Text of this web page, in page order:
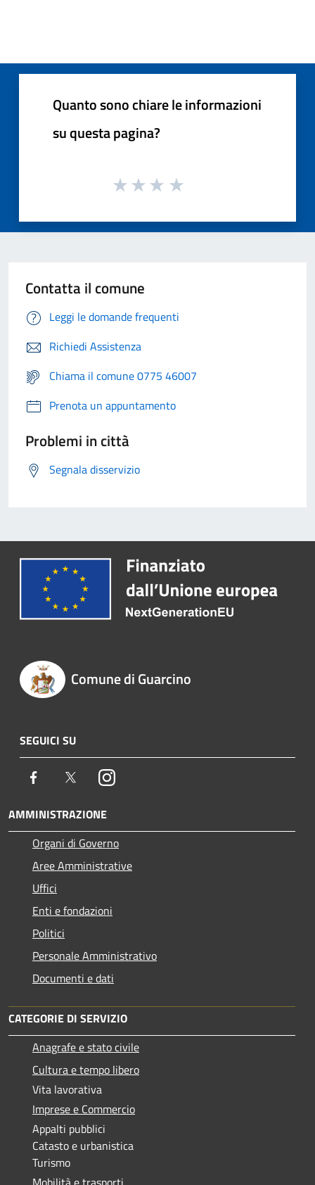
Quanto sono chiare le informazioni
su questa pagina?
Contatta il comune
Leggi le domande frequenti
Richiedi Assistenza
Chiama il comune 0775 46007
Prenota un appuntamento
Problemi in città
Segnala disservizio
Comune di Guarcino
SEGUICI SU
Facebook TwitterInstagram
AMMINISTRAZIONE
Organi di Governo
Aree Amministrative
Uffici
Enti e fondazioni
Politici
Personale Amministrativo
Documenti e dati
CATEGORIE DI SERVIZIO
Anagrafe e stato civile
Cultura e tempo libero
Vita lavorativa
Imprese e Commercio
Appalti pubblici
Catasto e urbanistica
Turismo